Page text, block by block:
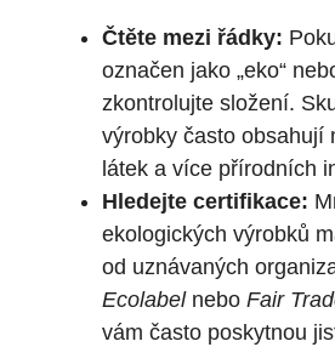
Čtěte mezi řádky:
označen jako „eko“
zkontrolujte složení.
výrobky často obsahují
látek a více přírodních
Hledejte certifikace:
ekologických výrobků
od uznávaných
Ecolabelnebo Fair
vám často poskytnou